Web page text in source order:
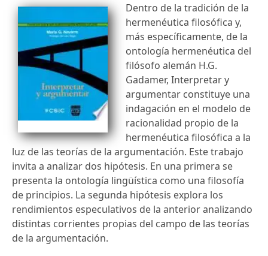
Dentro de la tradición de la
hermenéutica filosófica y,
más específicamente, de la
ontología hermenéutica del
filósofo alemán H.G.
Gadamer, Interpretar y
argumentar constituye una
indagación en el modelo de
racionalidad propio de la
hermenéutica filosófica a la
luz de las teorías de la argumentación. Este trabajo
invita a analizar dos hipótesis. En una primera se
presenta la ontología lingüística como una filosofía
de principios. La segunda hipótesis explora los
rendimientos especulativos de la anterior analizando
distintas corrientes propias del campo de las teorías
de la argumentación.